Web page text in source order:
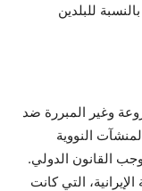
وغير المبررة ضد
يونيو 2025، تدمير المنشآت النووية
القانون الدولي.
التي كانت